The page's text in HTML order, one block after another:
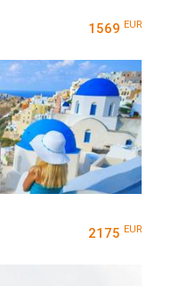
1569 EUR
2175 EUR